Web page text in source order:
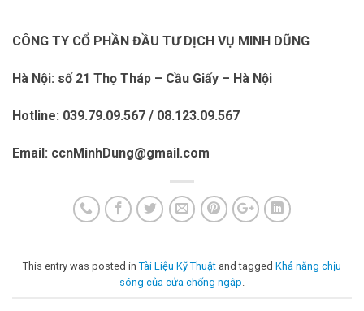
CÔNG TY CỔ PHẦN ĐẦU TƯ DỊCH VỤ MINH DŨNG
Hà Nội: số 21 Thọ Tháp – Cầu Giấy – Hà Nội
Hotline: 039.79.09.567 / 08.123.09.567
Email: ccnMinhDung@gmail.com
This entry was posted in Tài Liệu Kỹ Thuật and tagged Khả năng chịu
sóng của cửa chống ngập.